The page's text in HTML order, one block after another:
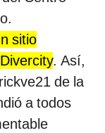
sitio
. Así,
de la
a todos